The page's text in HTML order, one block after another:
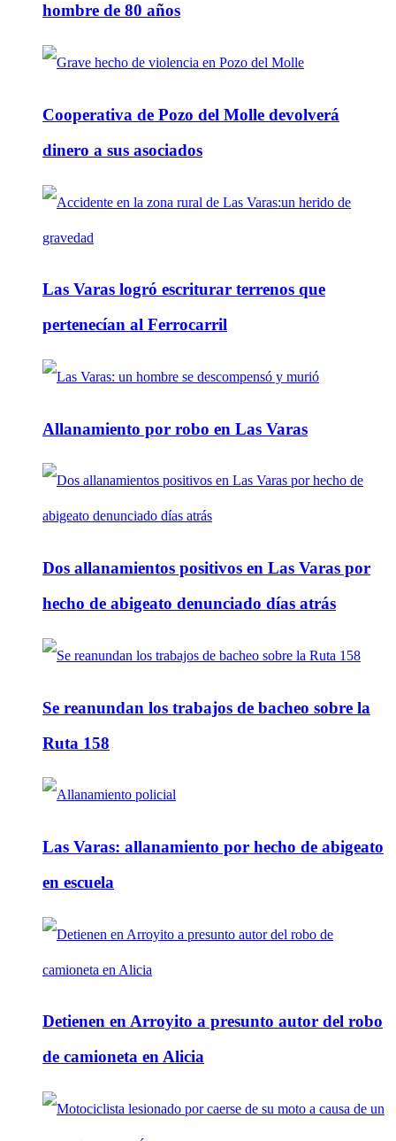
hombre de 80 años
Cooperativa de Pozo del Molle devolverá
dinero a sus asociados
Las Varas logró escriturar terrenos que
pertenecían al Ferrocarril
Allanamiento por robo en Las Varas
Dos allanamientos positivos en Las Varas por
hecho de abigeato denunciado días atrás
Se reanundan los trabajos de bacheo sobre la
Ruta 158
Las Varas: allanamiento por hecho de abigeato
en escuela
Detienen en Arroyito a presunto autor del robo
de camioneta en Alicia